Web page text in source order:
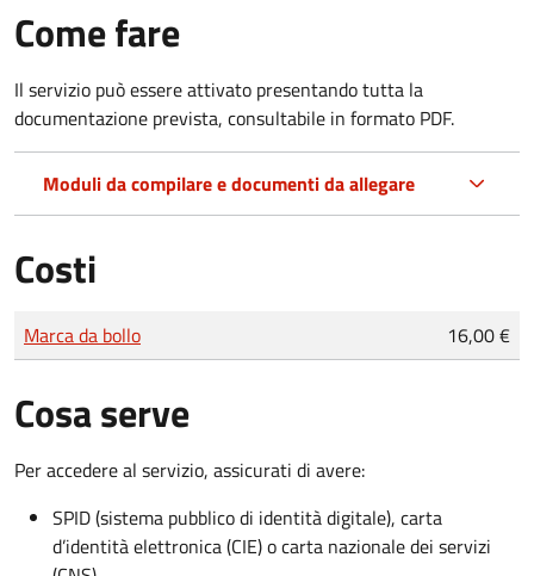
Come fare
Il servizio può essere attivato presentando tutta la
documentazione prevista, consultabile in formato PDF.
Moduli da compilare e documenti da allegare
Costi
Tipo di pagamento
Importo
Marca da bollo 16,00 €
Cosa serve
Per accedere al servizio, assicurati di avere:
SPID (sistema pubblico di identità digitale), carta
d’identità elettronica (CIE) o carta nazionale dei servizi